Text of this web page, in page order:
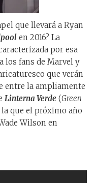
que llevará a Ryan
en 2016? La
por esa
los fans de Marvel y
que verán
entre la ampliamente
Linterna Verde (Green
que el próximo año
Wilson en